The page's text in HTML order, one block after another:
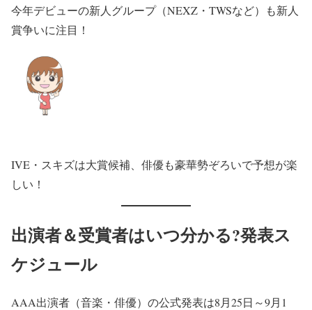
今年デビューの新人グループ（NEXZ・TWSなど）も新人
賞争いに注目！
IVE・スキズは大賞候補、俳優も豪華勢ぞろいで予想が楽
しい！
出演者＆受賞者はいつ分かる?発表ス
ケジュール
AAA出演者（音楽・俳優）の公式発表は8月25日～9月1